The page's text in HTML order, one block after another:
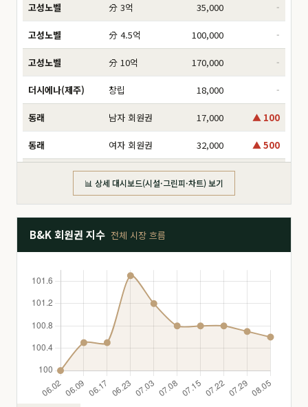
고성노벨 分 3억 35,000 -
고성노벨 分 4.5억 100,000 -
고성노벨 分 10억 170,000 -
더시에나(제주) 창립 18,000 -
동래 남자 회원권 17,000 ▲ 100
동래 여자 회원권 32,000 ▲ 500
分 6,000만 16,000
分 8,000만 17,500
동부산
동부산 分 3억 160,000 ▲ 5,000
동부산 分 1.2억 26,000
동부산 分 1.4억
分 1.8억
드비치
드비치 分 3억 68,000 ▼ 2,000
📊 상세 대시보드(시설·그린피·차트) 보기
B&K 회원권 지수 전체 시장 흐름